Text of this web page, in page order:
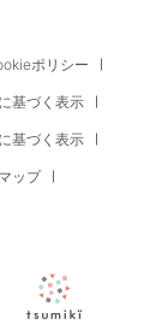
ポリシー
基づく表示
基づく表示
ップ